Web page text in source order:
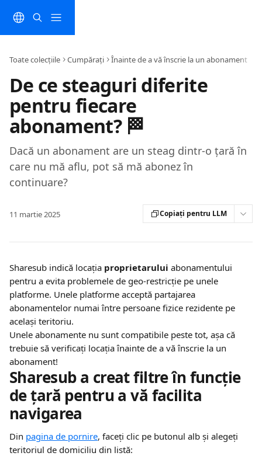
Toate colecțiile Cumpărați Înainte de a vă înscrie la un abonament
De ce steaguri diferite
pentru fiecare
abonament? 🏁
Dacă un abonament are un steag dintr-o țară în
care nu mă aflu, pot să mă abonez în
continuare?
11 martie 2025 Copiați pentru LLM
Sharesub indică locația proprietarului abonamentului
pentru a evita problemele de geo-restricție pe unele
platforme. Unele platforme acceptă partajarea
abonamentelor numai între persoane fizice rezidente pe
același teritoriu.
Unele abonamente nu sunt compatibile peste tot, așa că
trebuie să verificați locația înainte de a vă înscrie la un
abonament!
Sharesub a creat filtre în funcție
de țară pentru a vă facilita
navigarea
Din pagina de pornire, faceți clic pe butonul alb și alegeți
teritoriul de domiciliu din listă: